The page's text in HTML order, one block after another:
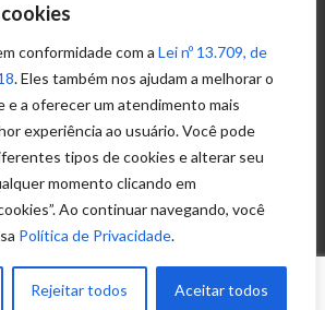
conformidade com a Lei nº 13.709, de
. Eles também nos ajudam a melhorar o
e a oferecer um atendimento mais
experiência ao usuário. Você pode
tipos de cookies e alterar seu
momento clicando em
Ao continuar navegando, você
Política de Privacidade.
Rejeitar todos Aceitar todos
al.org.br